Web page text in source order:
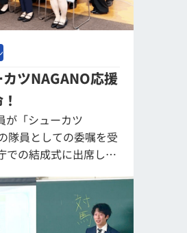
ツNAGANO応援
が「シューカツ
隊員としての委嘱を受
での結成式に出席して
して委嘱された県内企